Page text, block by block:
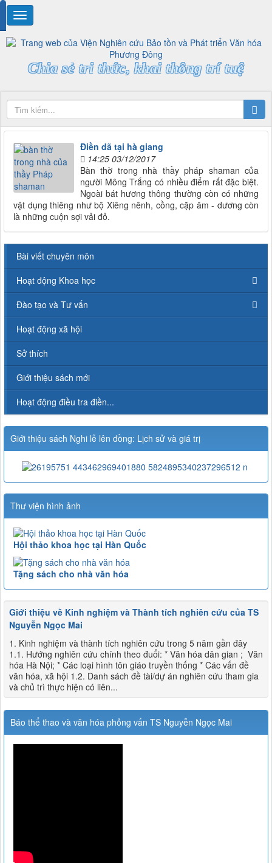
Chia sẻ tri thức, khai thông trí tuệ
Điền dã tại hà giang
14:25 03/12/2017
Bàn thờ trong nhà thầy pháp shaman của
người Mông Trắng có nhiều điểm rất đặc biệt.
Ngoài bát hương thông thường còn có những
vật dụng thiêng như bộ Xiêng nênh, cồng, cặp âm - dương còn
là những cuộn sợi vải đỏ.
Bài viết chuyên môn
Hoạt động Khoa học
Đào tạo và Tư vấn
Hoạt động xã hội
Sở thích
Giới thiệu sách mới
Hoạt động điều tra điền...
Giới thiệu sách Nghi lễ lên đồng: Lịch sử và giá trị
Thư viện hình ảnh
Hội thảo khoa học tại Hàn Quốc
Tặng sách cho nhà văn hóa
Giới thiệu về Kinh nghiệm và Thành tích nghiên cứu của TS
Nguyễn Ngọc Mai
1. Kinh nghiệm và thành tích nghiên cứu trong 5 năm gần đây
1.1. Hướng nghiên cứu chính theo đuổi: * Văn hóa dân gian ; Văn
hóa Hà Nội; * Các loại hình tôn giáo truyền thống * Các vấn đề
văn hóa, xã hội 1.2. Danh sách đề tài/dự án nghiên cứu tham gia
và chủ trì thực hiện có liên...
Báo thể thao và văn hóa phỏng vấn TS Nguyễn Ngọc Mai